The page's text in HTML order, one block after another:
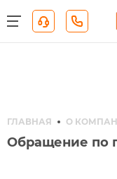
ГЛАВНАЯ О
Обращение по